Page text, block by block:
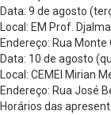
Data: 9 de agosto
Local: EM Prof.
Endereço: Rua
Data: 10 de agosto
Local: CEMEI Mirian
Endereço: Rua José
Horários das